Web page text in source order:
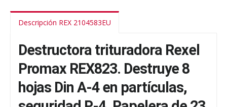
Descripción REX 2104583EU
Destructora trituradora Rexel
Promax REX823. Destruye 8
hojas Din A-4 en partículas,